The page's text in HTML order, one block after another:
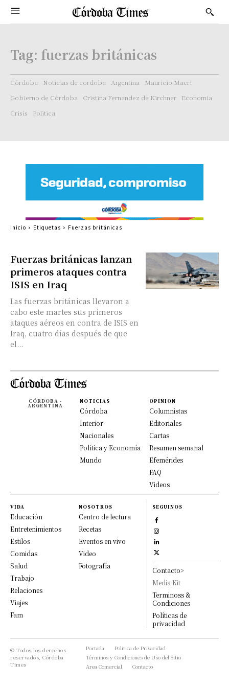
Tag: fuerzas británicas
Córdoba Noticias de cordoba Argentina
Mauricio Macri
Gobierno de Córdoba
Cristina Fernandez de Kirchner
Economía
Crisis
Politica
Fuerzas británicas lanzan
primeros ataques contra
ISIS en Iraq
Las fuerzas británicas llevaron a
cabo este martes sus primeros
ataques aéreos en contra de ISIS en
Iraq, cuatro días después de que
el...
Inicio Etiquetas Fuerzas británicas
CÓRDOBA -
ARGENTINA
NOTICIAS
Córdoba
Interior
Nacionales
Política y Economía
Mundo
OPINION
Columnistas
Editoriales
Cartas
Resumen semanal
Efemérides
FAQ
Videos
VIDA
Educación
Entretenimientos
Estilos
Comidas
Salud
Trabajo
Relaciones
Viajes
Fam
NOSOTROS
Centro de lectura
Recetas
Eventos en vivo
Video
Fotografía
SEGUINOS
Contacto>
Media Kit
Terminoss &
Condiciones
Políticas de
privacidad
© Todos los derechos
reservados, Córdoba
Times
Portada
Política de Privacidad
Términos y Condiciones de Uso del Sitio
Area Comercial
Contacto